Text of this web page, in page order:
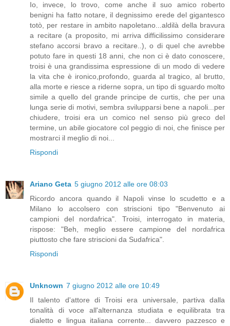
Io, invece, lo trovo, come anche il suo amico roberto
benigni ha fatto notare, il degnissimo erede del gigantesco
totò, per restare in ambito napoletano...aldilà della bravura
a recitare (a proposito, mi arriva difficilissimo considerare
stefano accorsi bravo a recitare..), o di quel che avrebbe
potuto fare in questi 18 anni, che non ci è dato conoscere,
troisi è una grandissima espressione di un modo di vedere
la vita che è ironico,profondo, guarda al tragico, al brutto,
alla morte e riesce a riderne sopra, un tipo di sguardo molto
simile a quello del grande principe de curtis, che per una
lunga serie di motivi, sembra svilupparsi bene a napoli...per
chiudere, troisi era un comico nel senso più greco del
termine, un abile giocatore col peggio di noi, che finisce per
mostrarci il meglio di noi...
Rispondi
Ariano Geta 5 giugno 2012 alle ore 08:03
Ricordo ancora quando il Napoli vinse lo scudetto e a
Milano lo accolsero con striscioni tipo "Benvenuto ai
campioni del nordafrica". Troisi, interrogato in materia,
rispose: "Beh, meglio essere campione del nordafrica
piuttosto che fare striscioni da Sudafrica".
Rispondi
Unknown 7 giugno 2012 alle ore 10:49
Il talento d'attore di Troisi era universale, partiva dalla
tonalità di voce all'alternanza studiata e equilibrata tra
dialetto e lingua italiana corrente... davvero pazzesco e